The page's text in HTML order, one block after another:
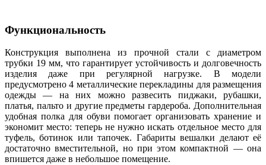
Функциональность
Конструкция выполнена из прочной стали с диаметром
трубки 19 мм, что гарантирует устойчивость и долговечность
изделия даже при регулярной нагрузке. В модели
предусмотрено 4 металлические перекладины для размещения
одежды — на них можно развесить пиджаки, рубашки,
платья, пальто и другие предметы гардероба. Дополнительная
удобная полка для обуви помогает организовать хранение и
экономит место: теперь не нужно искать отдельное место для
туфель, ботинок или тапочек. Габариты вешалки делают её
достаточно вместительной, но при этом компактной — она
впишется даже в небольшое помещение.